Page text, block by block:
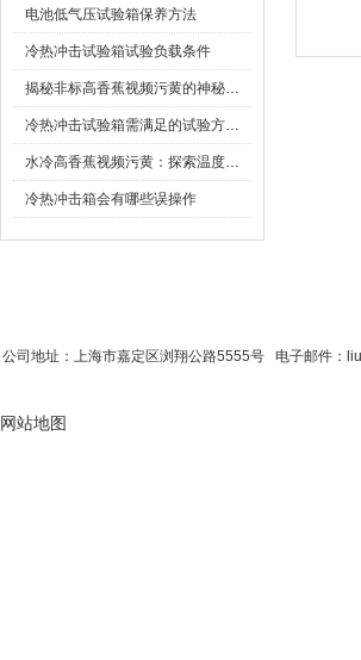
电池低气压试验箱保养方法
冷热冲击试验箱试验负载条件
揭秘非标高香蕉视频污黄的神秘面纱
冷热冲击试验箱需满足的试验方法与标准介绍
水冷高香蕉视频污黄：探索温度下的产品可靠性边界
冷热冲击箱会有哪些误操作
公司地址：上海市嘉定区浏翔公路5555号 电子邮件
网站地图